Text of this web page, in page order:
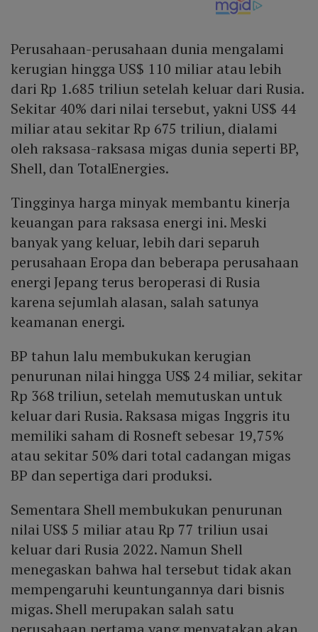
Perusahaan-perusahaan dunia mengalami
kerugian hingga US$ 110 miliar atau lebih
dari Rp 1.685 triliun setelah keluar dari Rusia.
Sekitar 40% dari nilai tersebut, yakni US$ 44
miliar atau sekitar Rp 675 triliun, dialami
oleh raksasa-raksasa migas dunia seperti BP,
Shell, dan TotalEnergies.
Tingginya harga minyak membantu kinerja
keuangan para raksasa energi ini. Meski
banyak yang keluar, lebih dari separuh
perusahaan Eropa dan beberapa perusahaan
energi Jepang terus beroperasi di Rusia
karena sejumlah alasan, salah satunya
keamanan energi.
BP tahun lalu membukukan kerugian
penurunan nilai hingga US$ 24 miliar, sekitar
Rp 368 triliun, setelah memutuskan untuk
keluar dari Rusia. Raksasa migas Inggris itu
memiliki saham di Rosneft sebesar 19,75%
atau sekitar 50% dari total cadangan migas
BP dan sepertiga dari produksi.
Sementara Shell membukukan penurunan
nilai US$ 5 miliar atau Rp 77 triliun usai
keluar dari Rusia 2022. Namun Shell
menegaskan bahwa hal tersebut tidak akan
mempengaruhi keuntungannya dari bisnis
migas. Shell merupakan salah satu